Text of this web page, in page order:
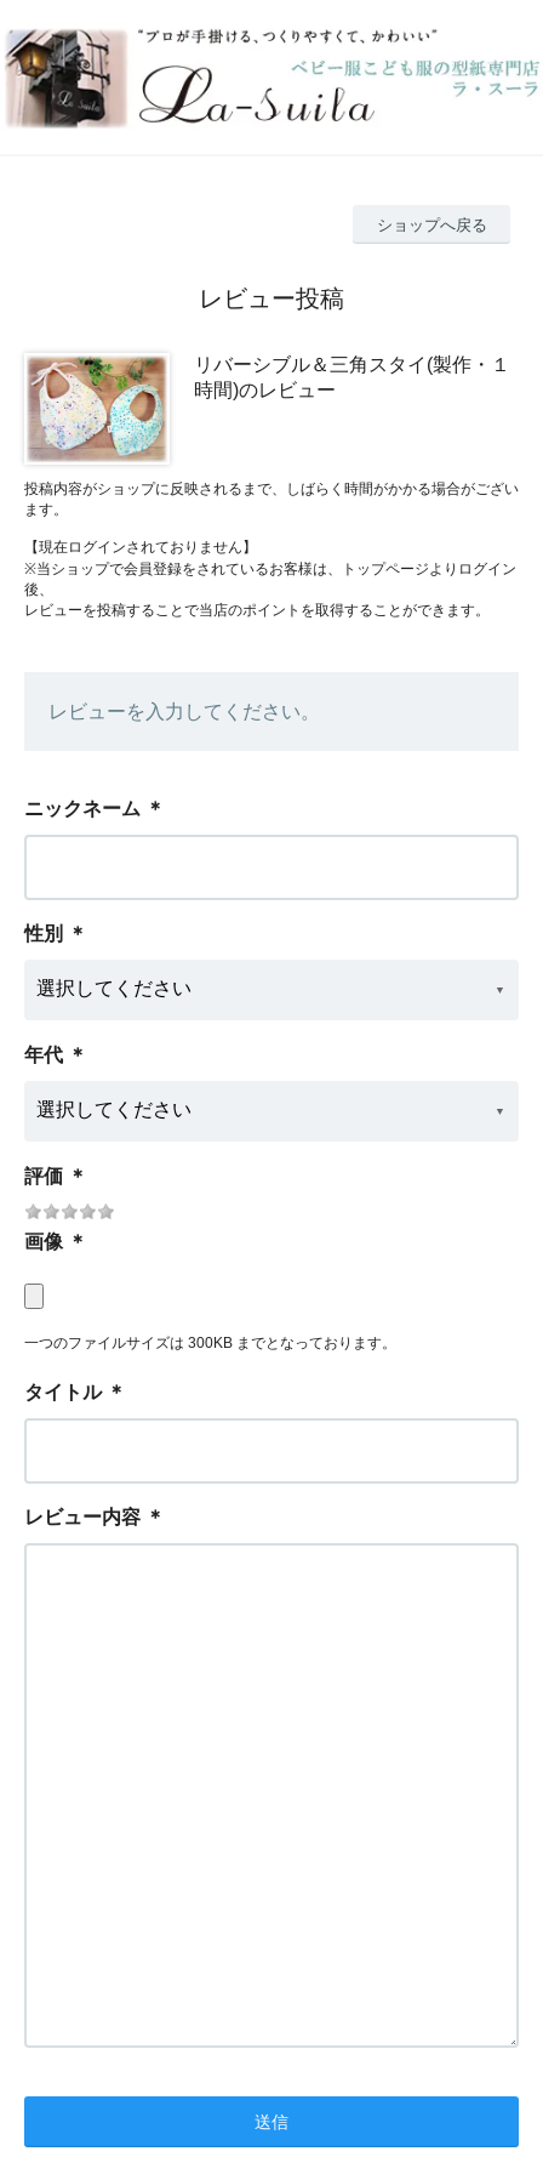
ショップへ戻る
レビュー投稿
リバーシブル＆三角スタイ(製作・１
時間)のレビュー
投稿内容がショップに反映されるまで、しばらく時間がかかる場合がござい
ます。
【現在ログインされておりません】
※当ショップで会員登録をされているお客様は、トップページよりログイン
後、
レビューを投稿することで当店のポイントを取得することができます。
レビューを入力してください。
ニックネーム ＊
性別 ＊
年代 ＊
評価 ＊
画像 ＊
一つのファイルサイズは 300KB までとなっております。
タイトル ＊
レビュー内容 ＊